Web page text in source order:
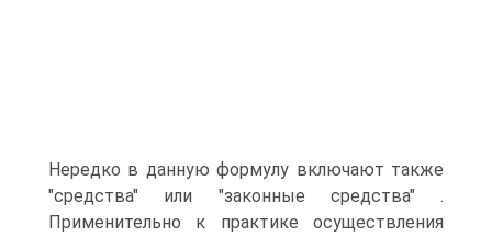
Нередко в данную формулу включают также
"средства" или "законные средства" .
Применительно к практике осуществления